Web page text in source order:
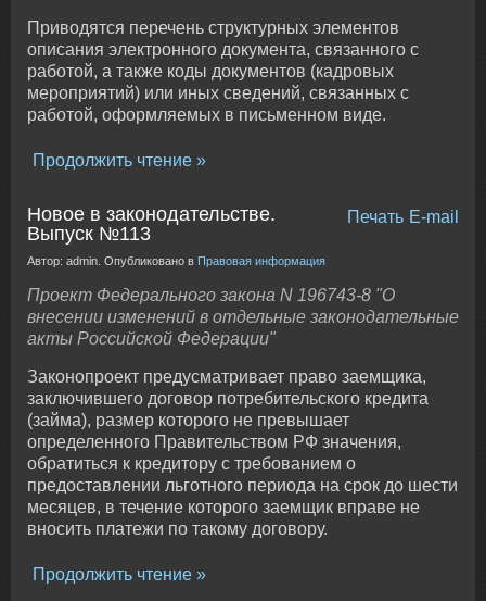
Приводятся перечень структурных элементов
описания электронного документа, связанного с
работой, а также коды документов (кадровых
мероприятий) или иных сведений, связанных с
работой, оформляемых в письменном виде.
Продолжить чтение
E-mail
Печать
Новое в законодательстве.
Выпуск №113
Автор: admin. Опубликовано в Правовая информация
Проект Федерального закона N 196743-8 "О
внесении изменений в отдельные законодательные
акты Российской Федерации"
Законопроект предусматривает право заемщика,
заключившего договор потребительского кредита
(займа), размер которого не превышает
определенного Правительством РФ значения,
обратиться к кредитору с требованием о
предоставлении льготного периода на срок до шести
месяцев, в течение которого заемщик вправе не
вносить платежи по такому договору.
Продолжить чтение